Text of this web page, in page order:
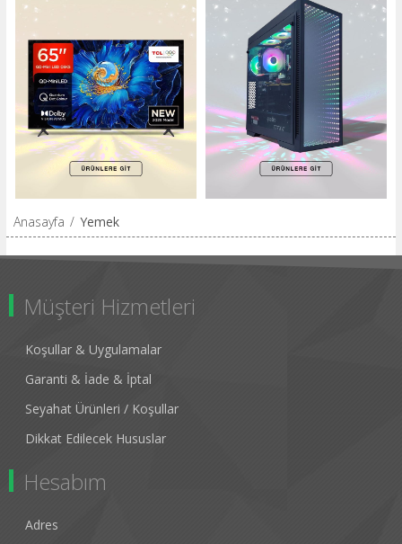
Anasayfa / Yemek
Müşteri Hizmetleri
Koşullar & Uygulamalar
Garanti & İade & İptal
Seyahat Ürünleri / Koşullar
Dikkat Edilecek Hususlar
Hesabım
Adres